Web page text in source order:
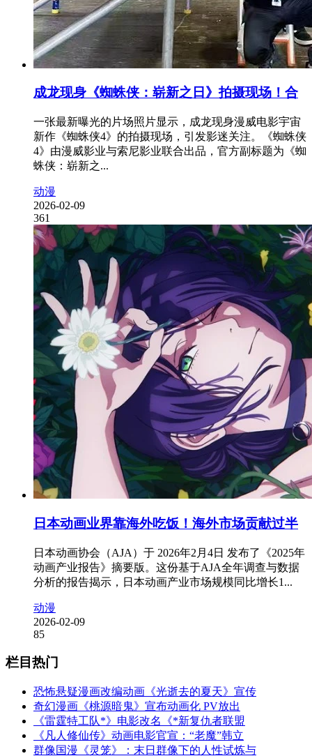
成龙现身《蜘蛛侠：崭新之日》拍摄现场！合
一张最新曝光的片场照片显示，成龙现身漫威电影宇宙
新作《蜘蛛侠4》的拍摄现场，引发影迷关注。《蜘蛛侠
4》由漫威影业与索尼影业联合出品，官方副标题为《蜘
蛛侠：崭新之...
动漫
2026-02-09
361
日本动画业界靠海外吃饭！海外市场贡献过半
日本动画协会（AJA）于 2026年2月4日 发布了《2025年
动画产业报告》摘要版。这份基于AJA全年调查与数据
分析的报告揭示，日本动画产业市场规模同比增长1...
动漫
2026-02-09
85
栏目热门
恐怖悬疑漫画改编动画《光逝去的夏天》宣传
奇幻漫画《桃源暗鬼》宣布动画化 PV放出
《雷霆特工队*》电影改名《*新复仇者联盟
《凡人修仙传》动画电影官宣：“老魔”韩立
群像国漫《灵笼》：末日群像下的人性试炼与